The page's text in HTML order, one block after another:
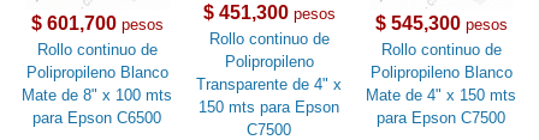
$ 601,700pesos
Rollo continuo de
Polipropileno Blanco
Mate de 8" x 100 mts
para Epson C6500
$ 451,300pesos
Rollo continuo de
Polipropileno
Transparente de 4" x
150 mts para Epson
C7500
$ 545,300pesos
Rollo continuo de
Polipropileno Blanco
Mate de 4" x 150 mts
para Epson C7500